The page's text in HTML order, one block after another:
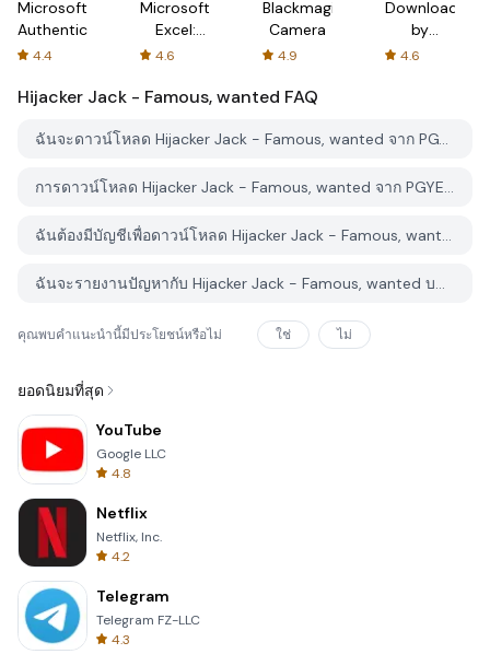
Microsoft
Authenticator
4.4
Microsoft
Excel:
Spreadsheets
4.6
Blackmagic
Camera
4.9
Downloader
by
AFTVnews
4.6
Hijacker Jack - Famous, wanted FAQ
ฉันจะดาวน์โหลด Hijacker Jack - Famous, wanted จาก PGYER APK HUB อย่างไร?
การดาวน์โหลด Hijacker Jack - Famous, wanted จาก PGYER APK HUB ฟรีหรือไม่?
ฉันต้องมีบัญชีเพื่อดาวน์โหลด Hijacker Jack - Famous, wanted จาก PGYER APK HUB หรือไม่?
ฉันจะรายงานปัญหากับ Hijacker Jack - Famous, wanted บน PGYER APK HUB ได้อย่างไร?
คุณพบคำแนะนำนี้มีประโยชน์หรือไม่ ใช่ ไม่
ยอดนิยมที่สุด
YouTube
Google LLC
4.8
Netflix
Netflix, Inc.
4.2
Telegram
Telegram FZ-LLC
4.3